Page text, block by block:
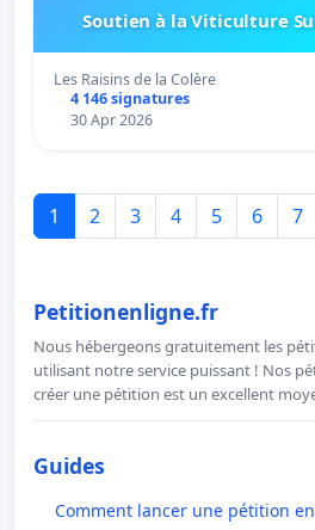
Soutien à la Viticulture
Les Raisins de la Colère
4 146 signatures
30 Apr 2026
1 2 3 4 5 6 7
Petitionenligne.fr
Nous hébergeons gratuitement les
utilisant notre service puissant ! Nos
créer une pétition est un excellent
Guides
Comment lancer une pétition